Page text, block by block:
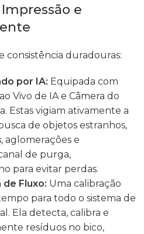
e
consistência duradouras:
por IA: Equipada com
Vivo de IA e Câmera do
Estas vigiam ativamente a
de objetos estranhos,
, aglomerações e
de purga,
para evitar perdas.
de Fluxo: Uma calibração
para todo o sistema de
Ela detecta, calibra e
resíduos no bico,